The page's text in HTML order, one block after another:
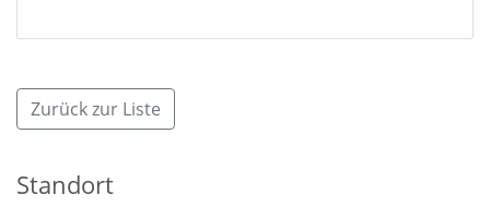
Zurück zur Liste
Standort